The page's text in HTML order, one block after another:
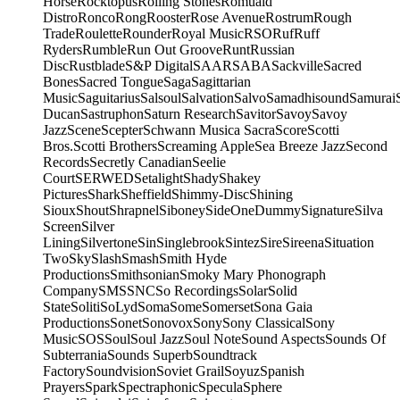
DistroRoncoRongRoosterRose AvenueRostrumRough
TradeRouletteRounderRoyal MusicRSORufRuff
RydersRumbleRun Out GrooveRuntRussian
DiscRustbladeS&P DigitalSAARSABASackvilleSacred
BonesSacred TongueSagaSagittarian
MusicSaguitariusSalsoulSalvationSalvoSamadhisoundSamurai
DucanSastruphonSaturn ResearchSavitorSavoySavoy
JazzSceneScepterSchwann Musica SacraScoreScotti
Bros.Scotti BrothersScreaming AppleSea Breeze JazzSecond
RecordsSecretly CanadianSeelie
CourtSERWEDSetalightShadyShakey
PicturesSharkSheffieldShimmy-DiscShining
SiouxShoutShrapnelSiboneySideOneDummySignatureSilva
ScreenSilver
LiningSilvertoneSinSinglebrookSintezSireSireenaSituation
TwoSkySlashSmashSmith Hyde
ProductionsSmithsonianSmoky Mary Phonograph
CompanySMSSNCSo RecordingsSolarSolid
StateSolitiSoLydSomaSomeSomersetSona Gaia
ProductionsSonetSonovoxSonySony ClassicalSony
MusicSOSSoulSoul JazzSoul NoteSound AspectsSounds Of
SubterraniaSounds SuperbSoundtrack
FactorySoundvisionSoviet GrailSoyuzSpanish
PrayersSparkSpectraphonicSpeculaSphere